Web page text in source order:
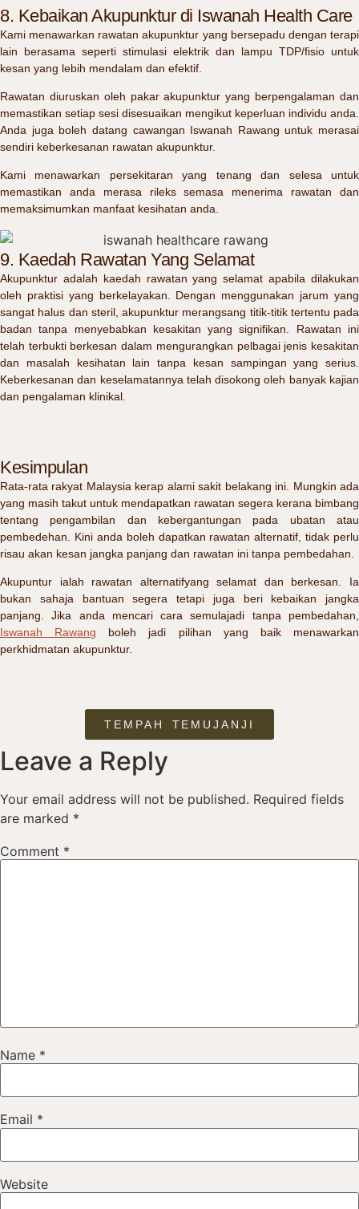
8. Kebaikan Akupunktur di Iswanah Health Care
Kami menawarkan rawatan akupunktur yang bersepadu dengan terapi
lain berasama seperti stimulasi elektrik dan lampu TDP/fisio untuk
kesan yang lebih mendalam dan efektif.
Rawatan diuruskan oleh pakar akupunktur yang berpengalaman dan
memastikan setiap sesi disesuaikan mengikut keperluan individu anda.
Anda juga boleh datang cawangan Iswanah Rawang untuk merasai
sendiri keberkesanan rawatan akupunktur.
Kami menawarkan persekitaran yang tenang dan selesa untuk
memastikan anda merasa rileks semasa menerima rawatan dan
memaksimumkan manfaat kesihatan anda.
9. Kaedah Rawatan Yang Selamat
Akupunktur adalah kaedah rawatan yang selamat apabila dilakukan
oleh praktisi yang berkelayakan. Dengan menggunakan jarum yang
sangat halus dan steril, akupunktur merangsang titik-titik tertentu pada
badan tanpa menyebabkan kesakitan yang signifikan. Rawatan ini
telah terbukti berkesan dalam mengurangkan pelbagai jenis kesakitan
dan masalah kesihatan lain tanpa kesan sampingan yang serius.
Keberkesanan dan keselamatannya telah disokong oleh banyak kajian
dan pengalaman klinikal.
Kesimpulan
Rata-rata rakyat Malaysia kerap alami sakit belakang ini. Mungkin ada
yang masih takut untuk mendapatkan rawatan segera kerana bimbang
tentang pengambilan dan kebergantungan pada ubatan atau
pembedehan. Kini anda boleh dapatkan rawatan alternatif, tidak perlu
risau akan kesan jangka panjang dan rawatan ini tanpa pembedahan.
Akupuntur ialah rawatan alternatifyang selamat dan berkesan. Ia
bukan sahaja bantuan segera tetapi juga beri kebaikan jangka
panjang. Jika anda mencari cara semulajadi tanpa pembedahan,
Iswanah Rawang boleh jadi pilihan yang baik menawarkan
perkhidmatan akupunktur.
TEMPAH TEMUJANJI
Leave a Reply
Your email address will not be published. Required fields
are marked *
Comment *
Name *
Email *
Website